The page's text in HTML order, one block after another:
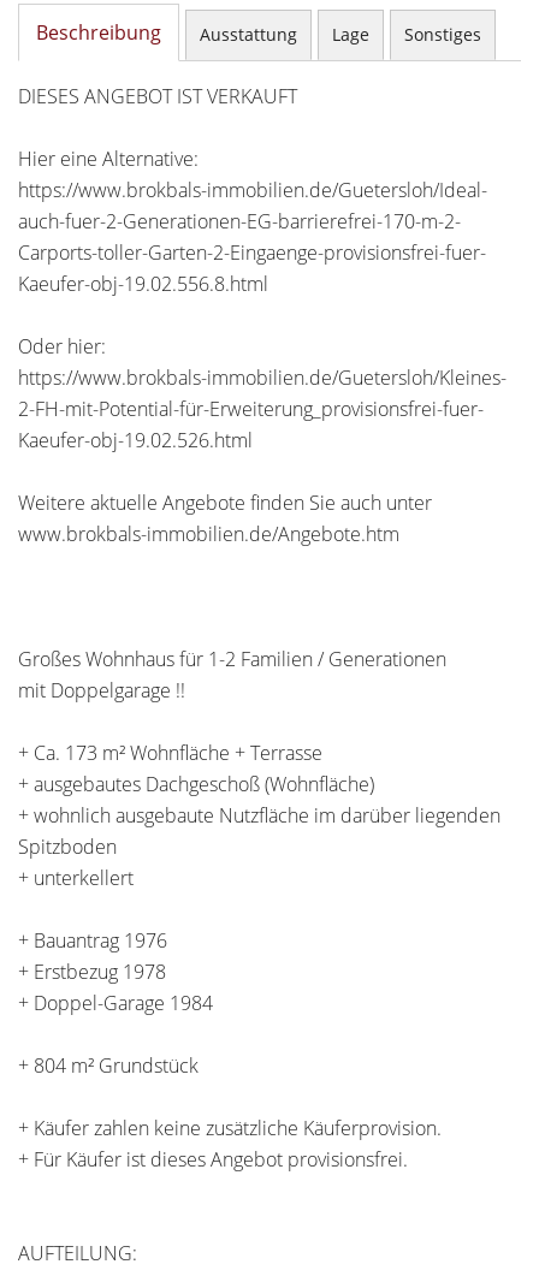
Beschreibung Ausstattung Lage Sonstiges
DIESES ANGEBOT IST VERKAUFT
Hier eine Alternative:
https://www.brokbals-immobilien.de/Guetersloh/Ideal-
auch-fuer-2-Generationen-EG-barrierefrei-170-m-2-
Carports-toller-Garten-2-Eingaenge-provisionsfrei-fuer-
Kaeufer-obj-19.02.556.8.html
Oder hier:
https://www.brokbals-immobilien.de/Guetersloh/Kleines-
2-FH-mit-Potential-für-Erweiterung_provisionsfrei-fuer-
Kaeufer-obj-19.02.526.html
Weitere aktuelle Angebote finden Sie auch unter
www.brokbals-immobilien.de/Angebote.htm
Großes Wohnhaus für 1-2 Familien / Generationen
mit Doppelgarage !!
+ Ca. 173 m² Wohnfläche + Terrasse
+ ausgebautes Dachgeschoß (Wohnfläche)
+ wohnlich ausgebaute Nutzfläche im darüber liegenden
Spitzboden
+ unterkellert
+ Bauantrag 1976
+ Erstbezug 1978
+ Doppel-Garage 1984
+ 804 m² Grundstück
+ Käufer zahlen keine zusätzliche Käuferprovision.
+ Für Käufer ist dieses Angebot provisionsfrei.
AUFTEILUNG: